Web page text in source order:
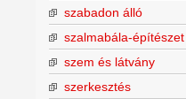
szabadon álló
szalmabála-építészet
szem és látvány
szerkesztés